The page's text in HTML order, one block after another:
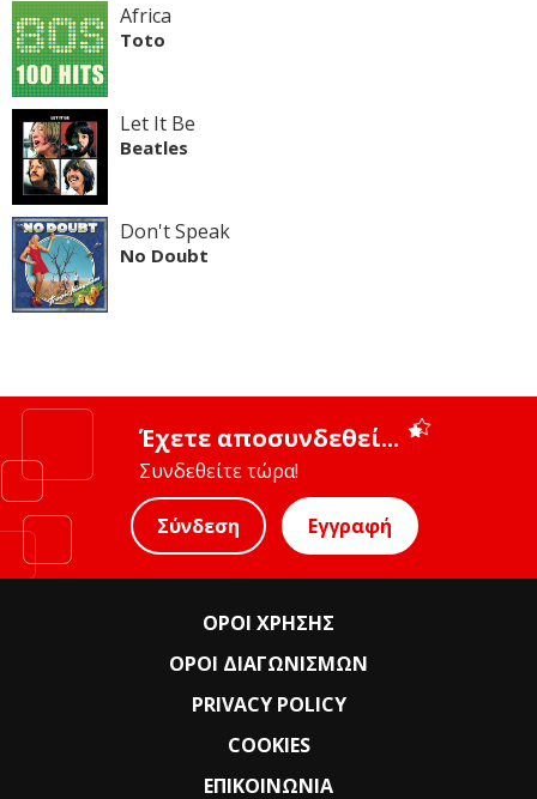
Africa
Toto
Let It Be
Beatles
Don't Speak
No Doubt
Έχετε αποσυνδεθεί...
Συνδεθείτε τώρα!
Σύνδεση Εγγραφή
ΟΡΟΙ ΧΡΗΣΗΣ
ΟΡΟΙ ΔΙΑΓΩΝΙΣΜΩΝ
PRIVACY POLICY
COOKIES
ΕΠΙΚΟΙΝΩΝΙΑ